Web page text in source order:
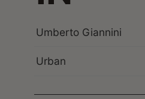
Umberto Giannini
Urban